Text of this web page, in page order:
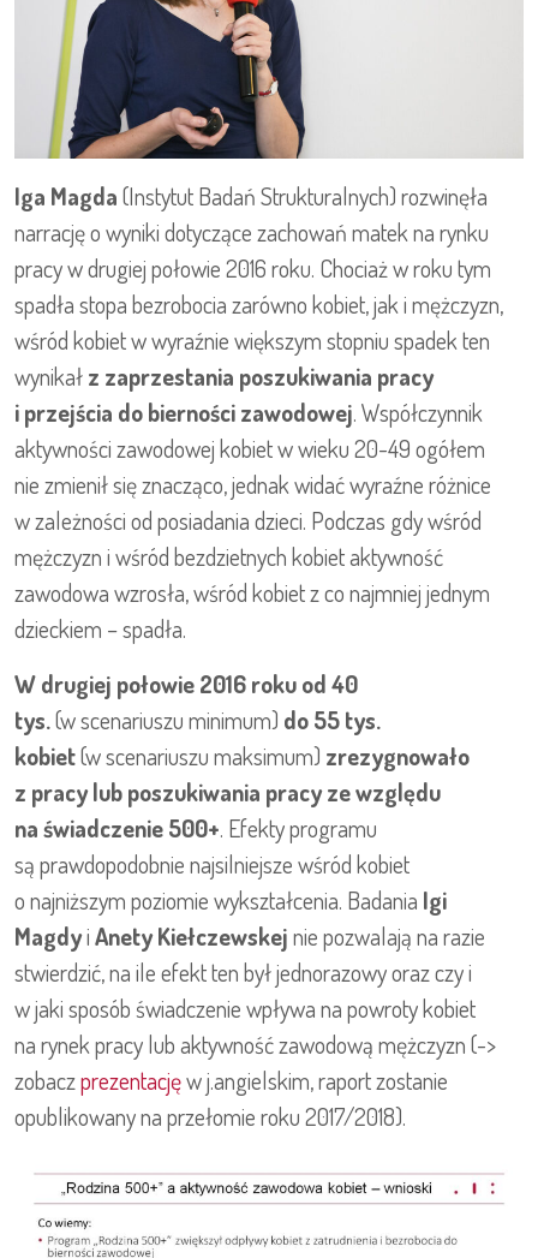
Iga Magda(Instytut Badań Strukturalnych) rozwinęła
narrację o wyniki dotyczące zachowań matek na rynku
pracy w drugiej połowie 2016 roku. Chociaż w roku tym
spadła stopa bezrobocia zarówno kobiet, jak i mężczyzn,
wśród kobiet w wyraźnie większym stopniu spadek ten
wynikałz zaprzestania poszukiwania pracy
i przejścia do bierności zawodowej. Współczynnik
aktywności zawodowej kobiet w wieku 20-49 ogółem
nie zmienił się znacząco, jednak widać wyraźne różnice
w zależności od posiadania dzieci. Podczas gdy wśród
mężczyzn i wśród bezdzietnych kobiet aktywność
zawodowa wzrosła, wśród kobiet z co najmniej jednym
dzieckiem – spadła.
W drugiej połowie 2016 roku od 40
tys.(w scenariuszu minimum) do 55 tys.
kobiet(w scenariuszu maksimum) zrezygnowało
z pracy lub poszukiwania pracy ze względu
na świadczenie 500+. Efekty programu
są prawdopodobnie najsilniejsze wśród kobiet
o najniższym poziomie wykształcenia. Badania Igi
MagdyiAnety Kiełczewskejnie pozwalają na razie
stwierdzić, na ile efekt ten był jednorazowy oraz czy i
w jaki sposób świadczenie wpływa na powroty kobiet
na rynek pracy lub aktywność zawodową mężczyzn (->
zobaczprezentacjęw j.angielskim, raport zostanie
opublikowany na przełomie roku 2017/2018).